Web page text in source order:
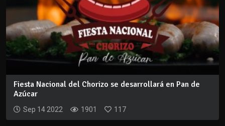
Fiesta Nacional del Chorizo se desarrollará en Pan de
Azúcar
Sep 14 2022 1901 117